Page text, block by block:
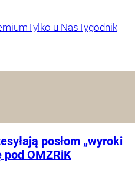
Tylko u NasTygodnik
posłom „wyroki
pod OMZRiK